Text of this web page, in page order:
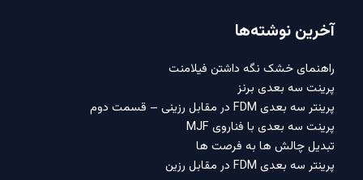
آخرین نوشته‌ها
راهنمای خشک نگه داشتن فیلامنت
پرینت سه بعدی برنز
پرینتر سه بعدی FDM در مقابل رزینی – قسمت دوم
پرینت سه بعدی با فناروی MJF
تبدیل چالش ها به فرصت ها
پرینتر سه بعدی FDM در مقابل رزین